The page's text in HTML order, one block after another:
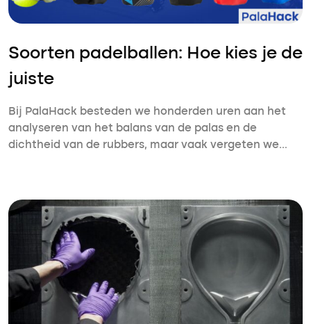
Soorten padelballen: Hoe kies je de
juiste
Bij PalaHack besteden we honderden uren aan het
analyseren van het balans van de palas en de
dichtheid van de rubbers, maar vaak vergeten we…